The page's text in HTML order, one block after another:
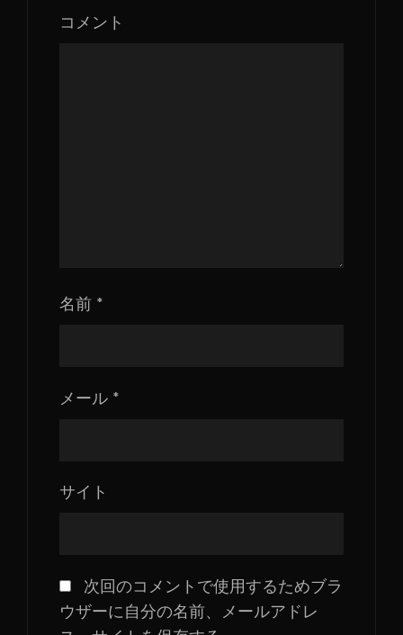
コメント
名前 *
メール *
サイト
次回のコメントで使用するためブラ
ウザーに自分の名前、メールアドレ